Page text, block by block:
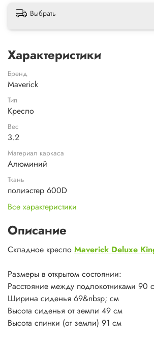
Выбрать
Характеристики
Бренд
Maverick
Тип
Кресло
Вес
3.2
Материал каркаса
Алюминий
Ткань
полиэстер 600D
Все характеристики
Описание
Складное кресло Maverick Deluxe
Размеры в открытом состоянии:
Расстояние между подлокотниками 90
Ширина сиденья 69&nbsp; см
Высота сиденья от земли 49 см
Высота спинки (от земли) 91 см